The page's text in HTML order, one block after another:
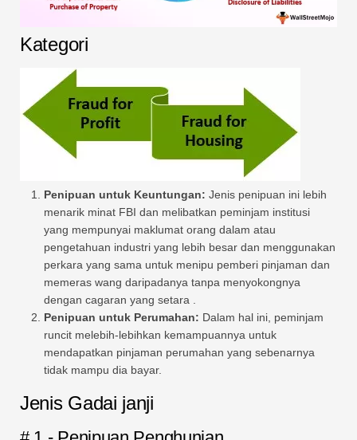
Kategori
Penipuan untuk Keuntungan: Jenis penipuan ini lebih
menarik minat FBI dan melibatkan peminjam institusi
yang mempunyai maklumat orang dalam atau
pengetahuan industri yang lebih besar dan menggunakan
perkara yang sama untuk menipu pemberi pinjaman dan
memeras wang daripadanya tanpa menyokongnya
dengan cagaran yang setara .
Penipuan untuk Perumahan: Dalam hal ini, peminjam
runcit melebih-lebihkan kemampuannya untuk
mendapatkan pinjaman perumahan yang sebenarnya
tidak mampu dia bayar.
Jenis Gadai janji